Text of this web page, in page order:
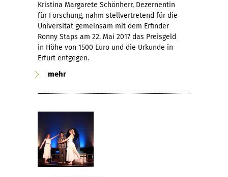
Kristina Margarete Schönherr, Dezernentin
für Forschung, nahm stellvertretend für die
Universität gemeinsam mit dem Erfinder
Ronny Staps am 22. Mai 2017 das Preisgeld
in Höhe von 1500 Euro und die Urkunde in
Erfurt entgegen.
mehr